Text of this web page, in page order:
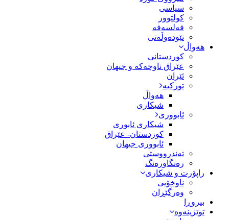
سیاسى
کولتوور
فەلسەفە
نێودەوڵەتی
هەواڵ
کوردستانی
عێراق ناوچەکە و جیهان
ئێران
تورکیە
هەواڵ
شیکاری
ئابووری
شیکاری ئابوری
کوردستان- عێراق
ئابووری جیهان
تەندرووستی
رەنگاورەنگ
راپۆرت و شیکاری
ناوخۆیی
وەرگێڕان
بیروڕا
توێژینەوە